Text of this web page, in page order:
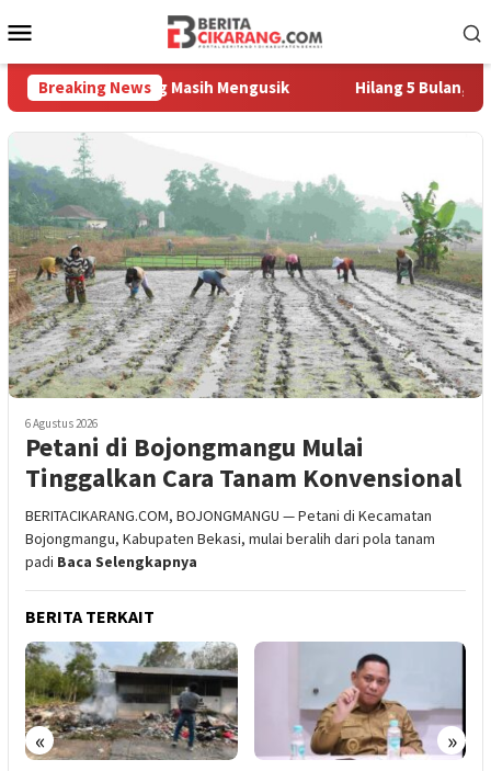
ke
Mobile
Breaking News
Pedagang Masih Mengusik Hilang 5 Bulan, Ustadz
6 Agustus 2026
Petani di Bojongmangu Mulai
Tinggalkan Cara Tanam Konvensional
BERITACIKARANG.COM, BOJONGMANGU — Petani di Kecamatan
Bojongmangu, Kabupaten Bekasi, mulai beralih dari pola tanam
padi Baca Selengkapnya
BERITA TERKAIT
« »